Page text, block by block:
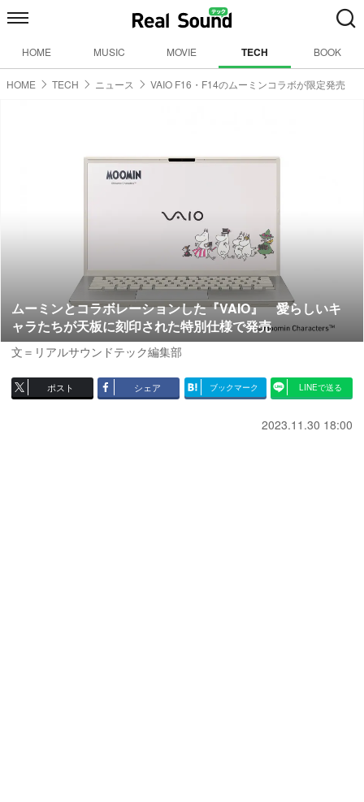
HOME MUSIC MOVIE TECH BOOK
HOME TECH ニュース VAIO F16・F14のムーミンコラボが限定発売
ムーミンとコラボレーションした『VAIO』 愛らしいキ
ャラたちが天板に刻印された特別仕様で発売
文＝リアルサウンドテック編集部
ポスト シェア ブックマーク LINEで送る
2023.11.30 18:00